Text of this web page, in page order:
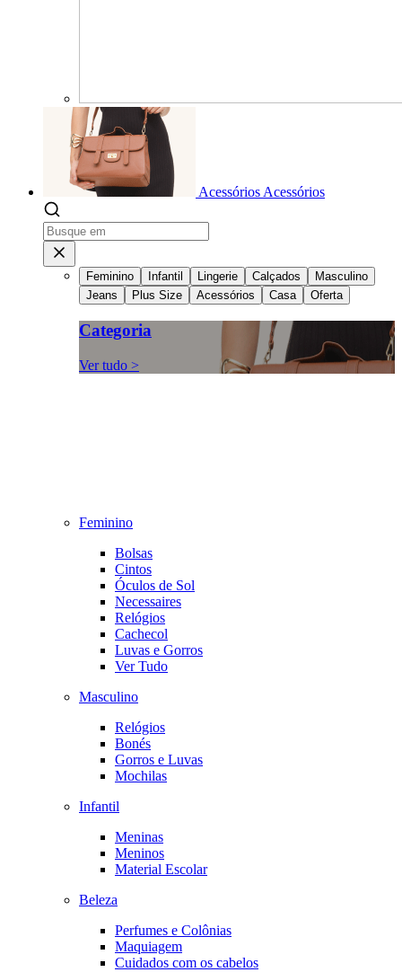
Acessórios Acessórios
Feminino Infantil Lingerie Calçados
Masculino
Jeans
Plus Size Acessórios Casa Oferta
Categoria
Ver tudo >
Feminino
Bolsas
Cintos
Óculos de Sol
Necessaires
Relógios
Cachecol
Luvas e Gorros
Ver Tudo
Masculino
Relógios
Bonés
Gorros e Luvas
Mochilas
Infantil
Meninas
Meninos
Material Escolar
Beleza
Perfumes e Colônias
Maquiagem
Cuidados com os cabelos